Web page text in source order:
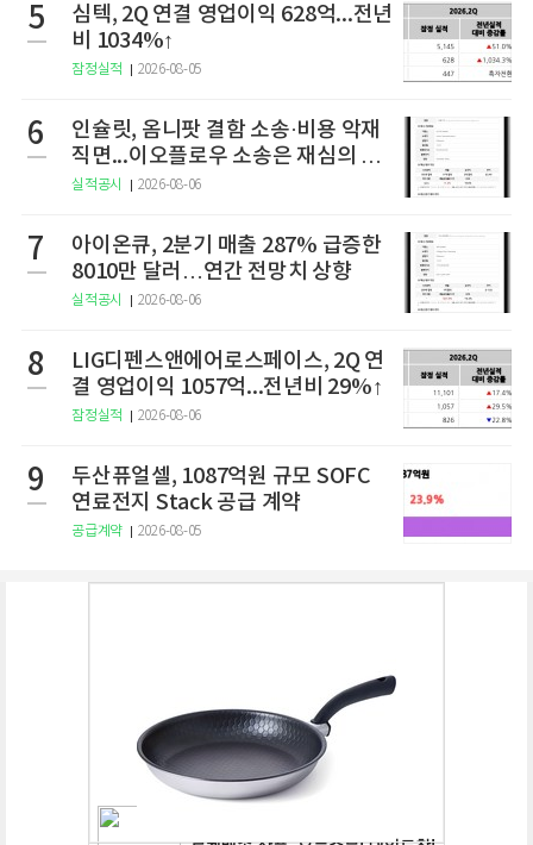
5
심텍, 2Q 연결 영업이익 628억...전년
비 1034%↑
잠정실적 2026-08-05
6
인슐릿, 옴니팟 결함 소송·비용 악재
직면...이오플로우 소송은 재심의 청
구
실적공시 2026-08-06
7
아이온큐, 2분기 매출 287% 급증한
8010만 달러…연간 전망치 상향
실적공시 2026-08-06
8
LIG디펜스앤에어로스페이스, 2Q 연
결 영업이익 1057억...전년비 29%↑
잠정실적 2026-08-06
9
두산퓨얼셀, 1087억원 규모 SOFC
연료전지 Stack 공급 계약
공급계약 2026-08-05